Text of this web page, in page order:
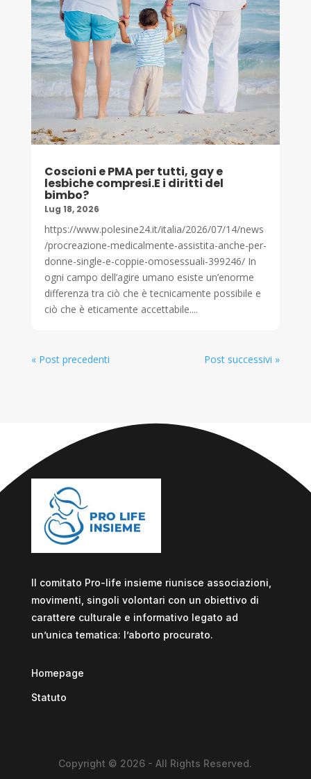
Coscioni e PMA per tutti, gay e
lesbiche compresi.E i diritti del
bimbo?
Lug 18, 2026
https://www.polesine24.it/italia/2026/07/14/news
/procreazione-medicalmente-assistita-anche-per-
donne-single-e-coppie-omosessuali-399246/ In
ogni campo dell’agire umano esiste un’enorme
differenza tra ciò che è tecnicamente possibile e
ciò che è eticamente accettabile....
« Post precedenti Post successivi »
Il comitato Pro-life insieme riunisce associazioni,
movimenti, singoli volontari con un obiettivo di
carattere culturale e informativo legato ad
un’unica tematica: l’aborto procurato.
Homepage
Statuto
Copyright © 2026 - All Rights Reserved.